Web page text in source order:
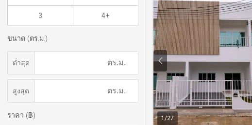
1 /27
3 4+
ขนาด (ตร.ม.)
ต่ำสุด
สูงสุด
ราคา (฿)